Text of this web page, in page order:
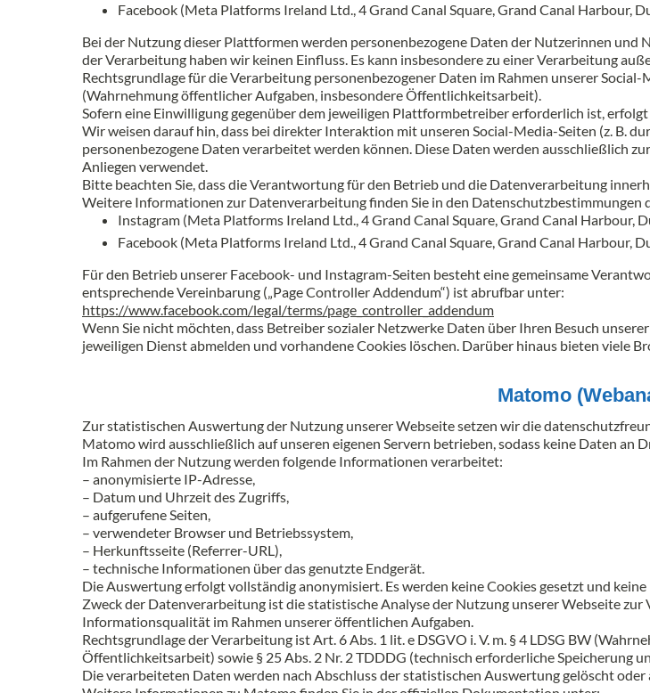
Facebook (Meta Platforms Ireland Ltd., 4 Grand Canal Square, Grand Canal Harbour,
Bei der Nutzung dieser Plattformen werden personenbezogene Daten der Nutzerinnen
der Verarbeitung haben wir keinen Einfluss. Es kann insbesondere zu einer Verarbeitung
Rechtsgrundlage für die Verarbeitung personenbezogener Daten im Rahmen unserer
(Wahrnehmung öffentlicher Aufgaben, insbesondere Öffentlichkeitsarbeit).
Sofern eine Einwilligung gegenüber dem jeweiligen Plattformbetreiber erforderlich ist,
Wir weisen darauf hin, dass bei direkter Interaktion mit unseren Social-Media-Seiten (z. B.
personenbezogene Daten verarbeitet werden können. Diese Daten werden ausschließlich
Anliegen verwendet.
Bitte beachten Sie, dass die Verantwortung für den Betrieb und die Datenverarbeitung
Weitere Informationen zur Datenverarbeitung finden Sie in den Datenschutzbestimmungen
Instagram (Meta Platforms Ireland Ltd., 4 Grand Canal Square, Grand Canal Harbour,
Facebook (Meta Platforms Ireland Ltd., 4 Grand Canal Square, Grand Canal Harbour,
Für den Betrieb unserer Facebook- und Instagram-Seiten besteht eine gemeinsame
entsprechende Vereinbarung („Page Controller Addendum“) ist abrufbar unter:
https://www.facebook.com/legal/terms/page_controller_addendum
Wenn Sie nicht möchten, dass Betreiber sozialer Netzwerke Daten über Ihren Besuch
jeweiligen Dienst abmelden und vorhandene Cookies löschen. Darüber hinaus bieten viele
Matomo
Zur statistischen Auswertung der Nutzung unserer Webseite setzen wir die
Matomo wird ausschließlich auf unseren eigenen Servern betrieben, sodass keine Daten
Im Rahmen der Nutzung werden folgende Informationen verarbeitet:
– anonymisierte IP-Adresse,
– Datum und Uhrzeit des Zugriffs,
– aufgerufene Seiten,
– verwendeter Browser und Betriebssystem,
– Herkunftsseite (Referrer-URL),
– technische Informationen über das genutzte Endgerät.
Die Auswertung erfolgt vollständig anonymisiert. Es werden keine Cookies gesetzt und
Zweck der Datenverarbeitung ist die statistische Analyse der Nutzung unserer Webseite
Informationsqualität im Rahmen unserer öffentlichen Aufgaben.
Rechtsgrundlage der Verarbeitung ist Art. 6 Abs. 1 lit. e DSGVO i. V. m. § 4 LDSG BW
Öffentlichkeitsarbeit) sowie § 25 Abs. 2 Nr. 2 TDDDG (technisch erforderliche Speicherung
Die verarbeiteten Daten werden nach Abschluss der statistischen Auswertung gelöscht